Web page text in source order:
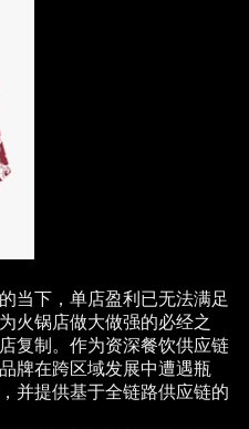
当下，单店盈利已无法满足
火锅店做大做强的必经之
复制。作为资深餐饮供应链
牌在跨区域发展中遭遇瓶
并提供基于全链路供应链的